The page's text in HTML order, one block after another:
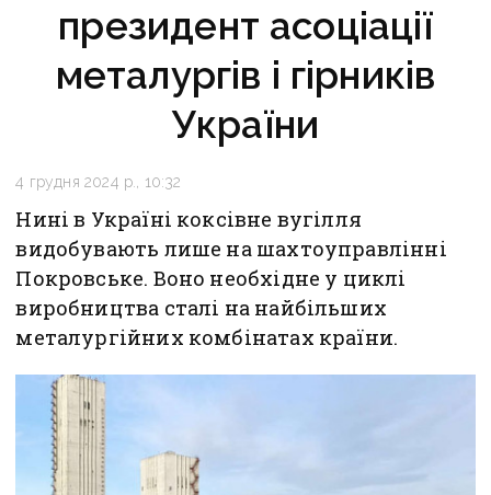
президент асоціації
металургів і гірників
України
4 грудня 2024 р., 10:32
Нині в Україні коксівне вугілля
видобувають лише на шахтоуправлінні
Покровське. Воно необхідне у циклі
виробництва сталі на найбільших
металургійних комбінатах країни.